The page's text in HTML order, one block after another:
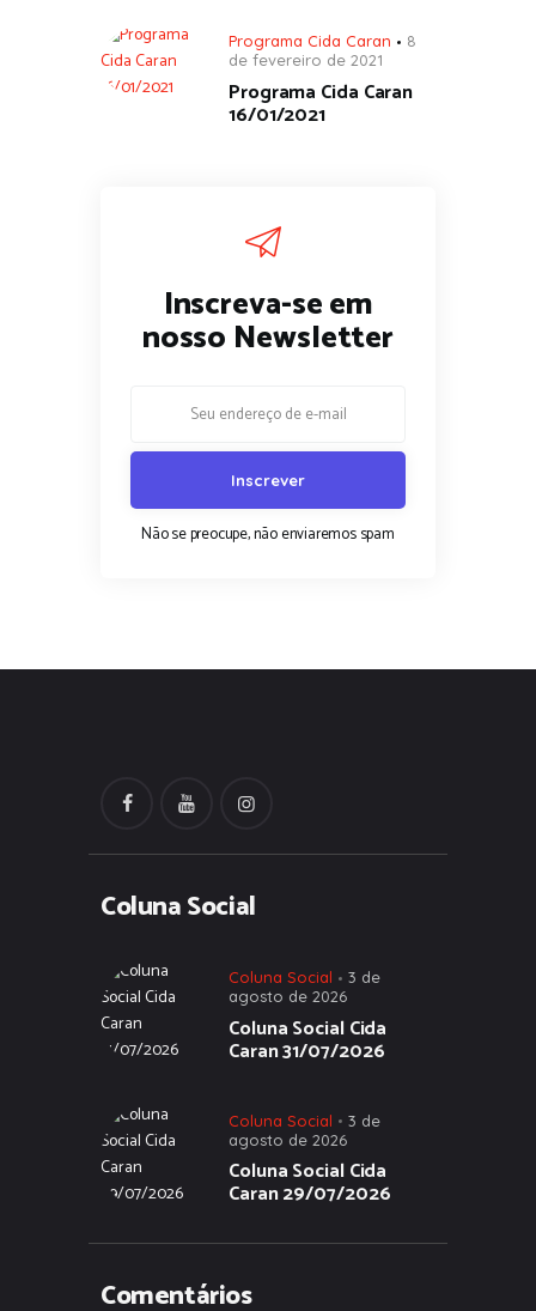
Programa Cida Caran
8
de fevereiro de 2021
Programa Cida Caran
16/01/2021
Inscreva-se em
nosso Newsletter
Não se preocupe, não enviaremos spam
Coluna Social
Coluna Social
3 de
agosto de 2026
Coluna Social Cida
Caran 31/07/2026
Coluna Social
3 de
agosto de 2026
Coluna Social Cida
Caran 29/07/2026
Comentários